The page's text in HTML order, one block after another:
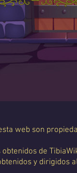
web son
de
y dirigidos